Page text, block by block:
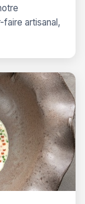
artisanal,